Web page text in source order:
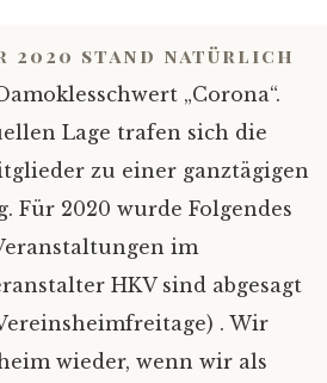
2020 stand natürlich
„Corona“.
Lage trafen sich die
zu einer ganztägigen
Für 2020 wurde Folgendes
im
HKV sind abgesagt
. Wir
wieder, wenn wir als